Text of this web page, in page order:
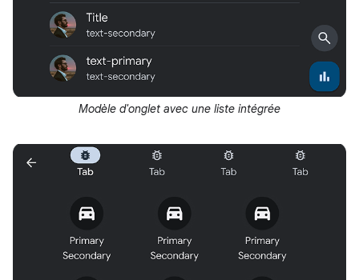
Modèle d'onglet avec une liste intégrée